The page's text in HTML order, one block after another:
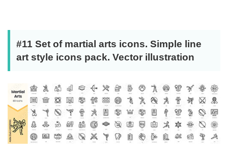
#11 Set of martial arts icons. Simple line
art style icons pack. Vector illustration